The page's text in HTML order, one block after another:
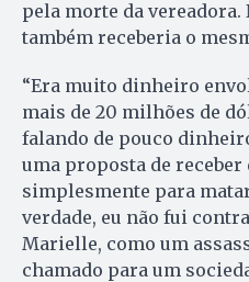
pela morte da vereadora.
também receberia o
“Era muito dinheiro
mais de 20 milhões de
falando de pouco
uma proposta de
simplesmente para
verdade, eu não fui
Marielle, como um
chamado para um